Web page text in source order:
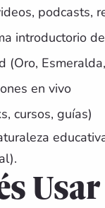
podcasts,
introductorio
(Oro,
en vivo
cursos, guías)